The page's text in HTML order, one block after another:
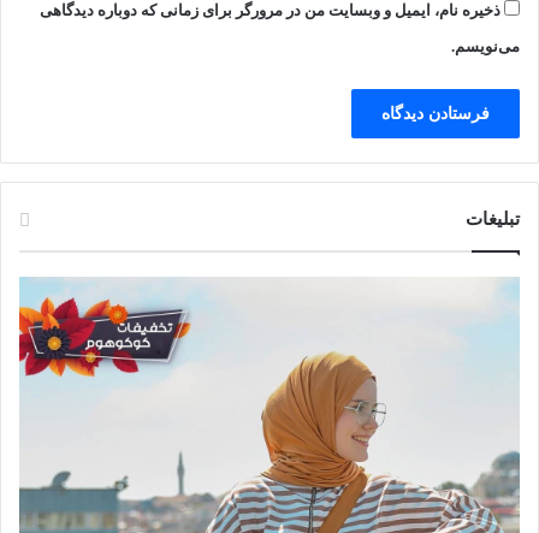
ذخیره نام، ایمیل و وبسایت من در مرورگر برای زمانی که دوباره دیدگاهی
می‌نویسم.
تبلیغات